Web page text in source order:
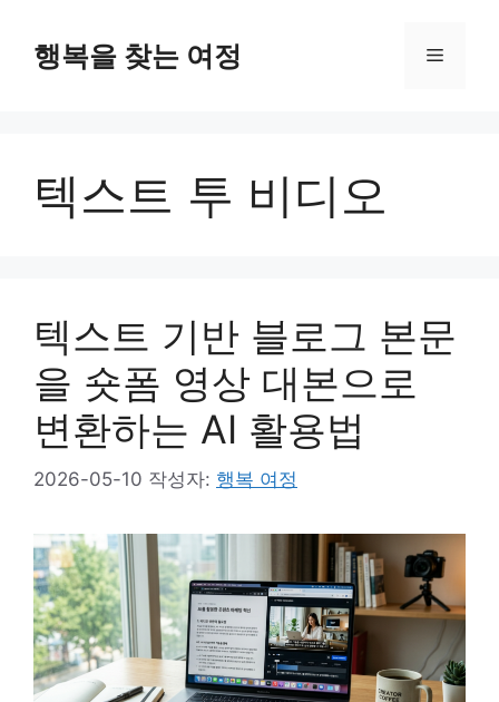
행복을 찾는 여정 메
텍스트 투 비디오
텍스트 기반 블로그 본문
을 숏폼 영상 대본으로
변환하는 AI 활용법
2026-05-10 작성자: 행복 여정